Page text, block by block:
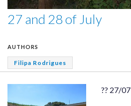
27 and 28 of July
AUTHORS
Filipa Rodrigues
?? 27/07